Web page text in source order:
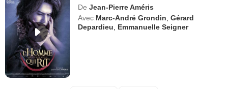
De Jean-Pierre Améris
Avec Marc-André Grondin ,Gérard
Depardieu
Emmanuelle Seigner